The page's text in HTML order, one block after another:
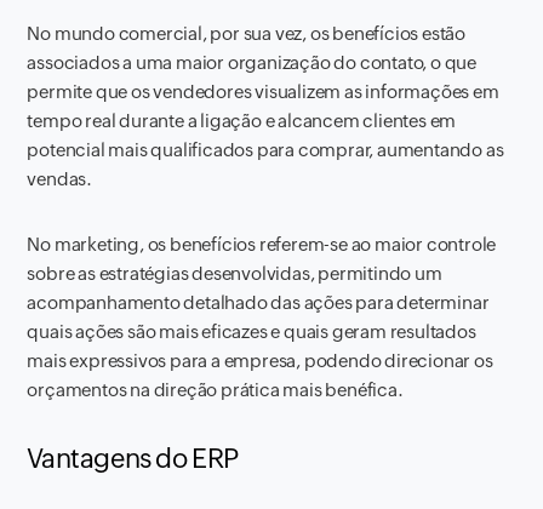
No mundo comercial, por sua vez, os benefícios estão
associados a uma maior organização do contato, o que
permite que os vendedores visualizem as informações em
tempo real durante a ligação e alcancem clientes em
potencial mais qualificados para comprar, aumentando as
vendas.
No marketing, os benefícios referem-se ao maior controle
sobre as estratégias desenvolvidas, permitindo um
acompanhamento detalhado das ações para determinar
quais ações são mais eficazes e quais geram resultados
mais expressivos para a empresa, podendo direcionar os
orçamentos na direção prática mais benéfica.
Vantagens do ERP